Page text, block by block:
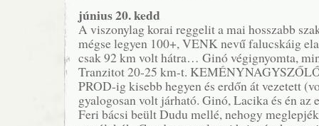
június 20. kedd
A viszonylag korai reggelit a mai hosszabb
mégse legyen 100+, VENK nevű falucskáig
csak 92 km volt hátra… Ginó végignyomta,
Tranzitot 20-25 km-t.
PROD-ig kisebb hegyen és erdőn át vezetett
gyalogosan volt járható. Ginó, Lacika és én az
Feri bácsi beült Dudu mellé, nehogy